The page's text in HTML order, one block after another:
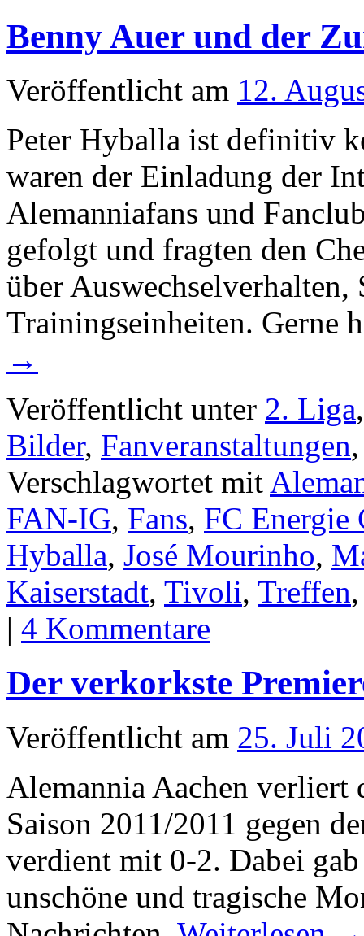
Benny Auer und der
Veröffentlicht am 12.
Peter Hyballa ist definitiv
waren der Einladung der
Alemanniafans und
gefolgt und fragten den
über
Trainingseinheiten. Gerne
→
Veröffentlicht unter 2. Liga
Bilder, Fanveranstaltungen
Verschlagwortet mit
FAN-IG, Fans, FC Energie
Hyballa, José Mourinho,
Kaiserstadt, Tivoli, Treffen
| 4 Kommentare
Der verkorkste
Veröffentlicht am 25. Juli
Alemannia Aachen verliert
Saison 2011/2011 gegen
verdient mit 0-2. Dabei
unschöne und tragische